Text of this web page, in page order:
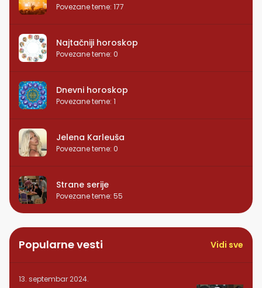
Povezane teme: 177
Najtačniji horoskop
Povezane teme: 0
Dnevni horoskop
Povezane teme: 1
Jelena Karleuša
Povezane teme: 0
Strane serije
Povezane teme: 55
Popularne vesti Vidi sve
13. septembar 2024.